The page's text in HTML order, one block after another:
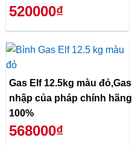
520000₫
Gas Elf 12.5kg màu đỏ,Gas
nhập của pháp chính hãng
100%
568000₫